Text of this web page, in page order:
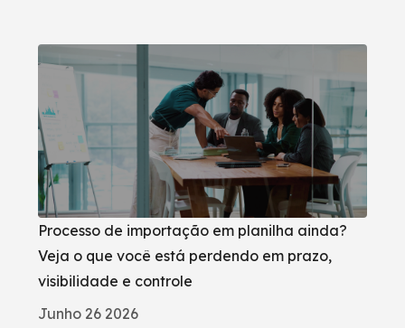
Processo de importação em planilha ainda?
Veja o que você está perdendo em prazo,
visibilidade e controle
Junho 26 2026